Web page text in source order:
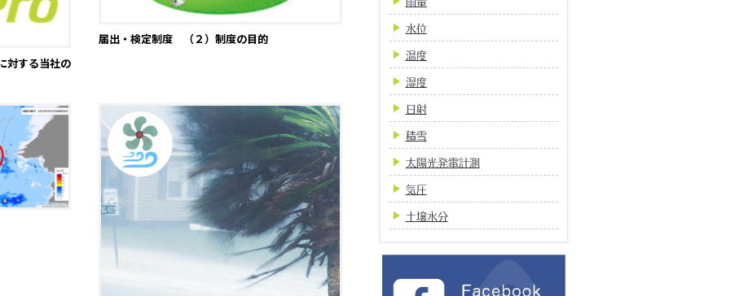
対する当社の
届出・検定制度 （２）制度の目的
水位
温度
湿度
日射
積雪
太陽光発電計測
気圧
土壌水分